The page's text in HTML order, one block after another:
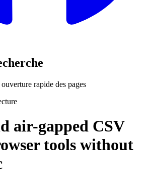
rapide des pages
air-gapped CSV
tools without